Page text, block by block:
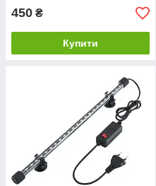
450 ₴
Купити